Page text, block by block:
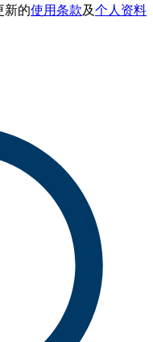
新的使用条款及个人资料